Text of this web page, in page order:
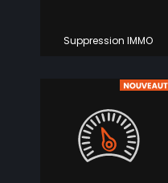
Suppression IMMO